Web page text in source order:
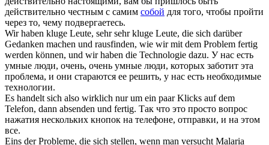
действительно честным с самим собой для того, чтобы пройти
через то, чему подвергаетесь.
Wir haben kluge Leute, sehr sehr kluge Leute, die sich darüber
Gedanken machen und rausfinden, wie wir mit dem Problem fertig
werden können, und wir haben die Technologie dazu. У нас есть
умные люди, очень, очень умные люди, которых заботит эта
проблема, и они стараются ее решить, у нас есть необходимые
технологии.
Es handeltsich also wirklich nur um ein paar Klicks auf dem
Telefon, dann absenden und fertig. Так что это просто вопрос
нажатия нескольких кнопок на телефоне, отправки, и на этом
все.
Eins der Probleme, die sich stellen, wenn man versucht Malaria